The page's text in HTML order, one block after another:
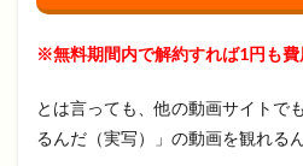
※無料期間内で解約すれば1円も費
とは言っても、他の動画サイトで
るんだ（実写）」の動画を観れる